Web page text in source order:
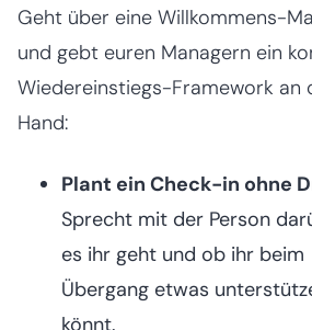
Geht über eine Willkommens-
und gebt euren Managern ein
Wiedereinstiegs-Framework an
Hand:
Plant ein Check-in ohne
Sprecht mit der Person
es ihr geht und ob ihr beim
Übergang etwas
könnt.